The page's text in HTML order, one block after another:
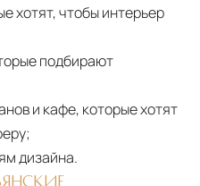
хотят, чтобы интерьер
подбирают
и кафе, которые хотят
дизайна.